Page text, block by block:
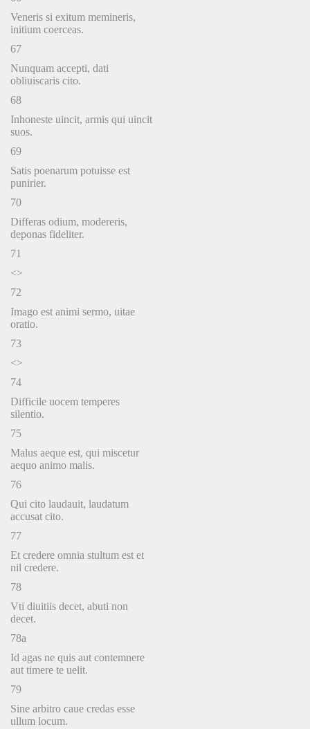
Veneris si exitum memineris,
initium coerceas.
67
Nunquam accepti, dati
obliuiscaris cito.
68
Inhoneste uincit, armis qui uincit
suos.
69
Satis poenarum potuisse est
punirier.
70
Differas odium, modereris,
deponas fideliter.
71
<>
72
Imago est animi sermo, uitae
oratio.
73
<>
74
Difficile uocem temperes
silentio.
75
Malus aeque est, qui miscetur
aequo animo malis.
76
Qui cito laudauit, laudatum
accusat cito.
77
Et credere omnia stultum est et
nil credere.
78
Vti diuitiis decet, abuti non
decet.
78a
Id agas ne quis aut contemnere
aut timere te uelit.
79
Sine arbitro caue credas esse
ullum locum.